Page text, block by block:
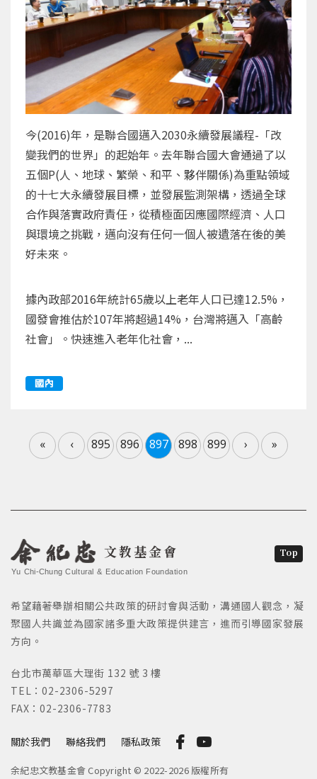
今(2016)年，是聯合國邁入2030永續發展議程-「改
變我們的世界」的起始年。去年聯合國大會通過了以
五個P(人、地球、繁榮、和平、夥伴關係)為重點領域
的十七大永續發展目標，並發展監測架構，透過全球
合作與落實政府責任，從積極面因應國際經濟、人口
與環境之挑戰，邁向沒有任何一個人被遺落在後的美
好未來。
據內政部2016年統計65歲以上老年人口已達12.5%，
國發會推估於107年將超過14%，台灣將邁入「高齡
社會」。快速進入老年化社會，...
國內
« ‹ 895 896 897 898 899 › »
文教基金會
Yu Chi-Chung Cultural & Education Foundation
關於我們 聯絡我們 隱私政策
希望藉著舉辦相關公共政策的研討會與活動，溝通國人觀念，凝
聚國人共識並為國家諸多重大政策提供建言，進而引導國家發展
方向。
台北市萬華區大理街 132 號 3 樓
TEL：02-2306-5297
FAX：02-2306-7783
余紀忠文教基金會 Copyright © 2022-2026 版權所有
Top